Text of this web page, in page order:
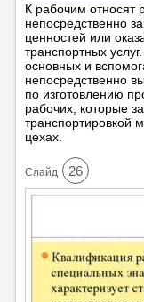
К рабочим относят
непосредственно
ценностей или
транспортных
основных и
непосредственно
по изготовлению
рабочих, которые
транспортировкой
цехах.
Cлайд 26